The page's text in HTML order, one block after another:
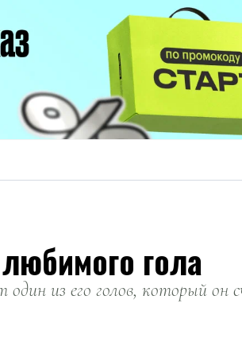
гола
из его голов, который он